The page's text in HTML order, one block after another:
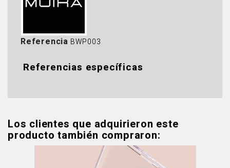
Referencia BWP003
Referencias específicas
Los clientes que adquirieron este
producto también compraron: